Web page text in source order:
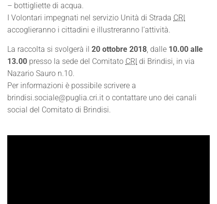
– bottigliette di acqua.
I Volontari impegnati nel servizio Unità di Strada CRI
accoglieranno i cittadini e illustreranno l’attività.
La raccolta si svolgerà il 20 ottobre 2018 , dalle 10.00 alle
13.00 presso la sede del Comitato CRI di Brindisi, in via
Nazario Sauro n.10.
Per informazioni è possibile scrivere a
brindisi.sociale@puglia.cri.it o contattare uno dei canali
social del Comitato di Brindisi.